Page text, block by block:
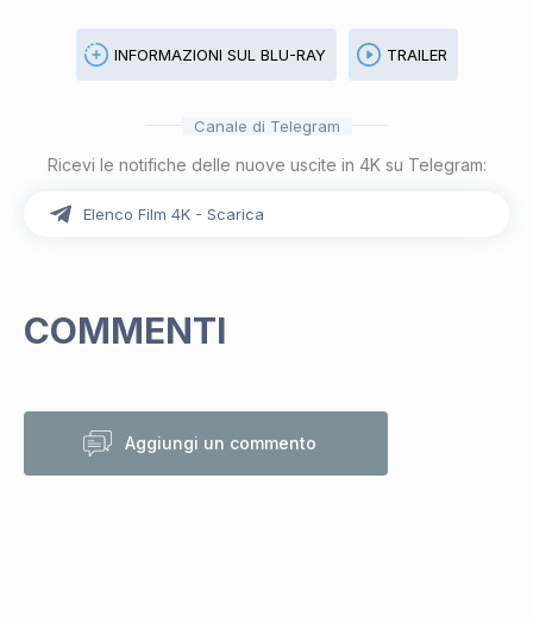
INFORMAZIONI SUL BLU-RAY TRAILER
Canale di Telegram
Ricevi le notifiche delle nuove uscite in 4K su Telegram:
Elenco Film 4K - Scarica
COMMENTI
Aggiungi un commento